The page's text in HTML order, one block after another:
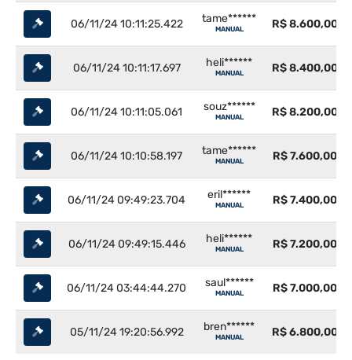
06/11/24 10:11:25.422 tame******
MANUAL R$ 8.600,00
06/11/24 10:11:17.697 heli******
MANUAL R$ 8.400,00
06/11/24 10:11:05.061 souz******
MANUAL R$ 8.200,00
06/11/24 10:10:58.197 tame******
MANUAL R$ 7.600,00
06/11/24 09:49:23.704 eril******
MANUAL R$ 7.400,00
06/11/24 09:49:15.446 heli******
MANUAL R$ 7.200,00
06/11/24 03:44:44.270 saul******
MANUAL R$ 7.000,00
05/11/24 19:20:56.992 bren******
MANUAL R$ 6.800,00